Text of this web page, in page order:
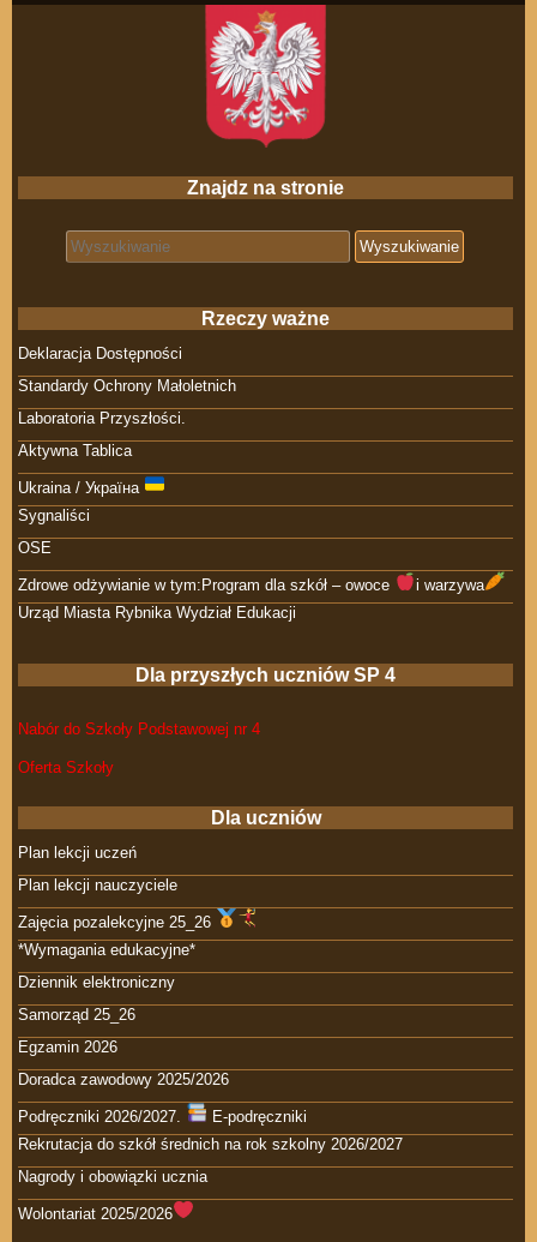
Znajdz na stronie
Search for:
Rzeczy ważne
Deklaracja Dostępności
Standardy Ochrony Małoletnich
Laboratoria Przyszłości.
Aktywna Tablica
Ukraina / Україна
Sygnaliści
OSE
Zdrowe odżywianie w tym:Program dla szkół – owoce
i warzywa
Urząd Miasta Rybnika Wydział Edukacji
Dla przyszłych uczniów SP 4
Nabór do Szkoły Podstawowej nr 4
Oferta Szkoły
Dla uczniów
Plan lekcji uczeń
Plan lekcji nauczyciele
Zajęcia pozalekcyjne 25_26
*Wymagania edukacyjne*
Dziennik elektroniczny
Samorząd 25_26
Egzamin 2026
Doradca zawodowy 2025/2026
Podręczniki 2026/2027.
E-podręczniki
Rekrutacja do szkół średnich na rok szkolny 2026/2027
Nagrody i obowiązki ucznia
Wolontariat 2025/2026